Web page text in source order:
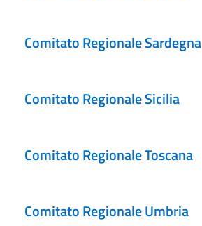
Comitato Regionale Sardegna
Comitato Regionale Sicilia
Comitato Regionale Toscana
Comitato Regionale Umbria